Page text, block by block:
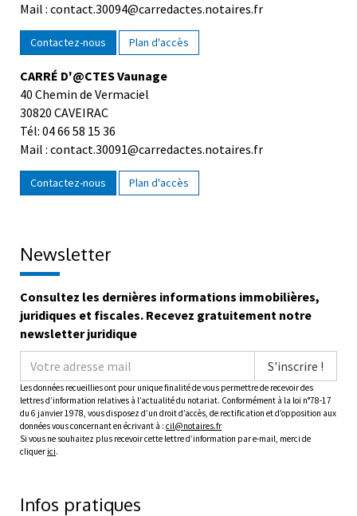
Mail : contact.30094@carredactes.notaires.fr
Contactez-nous Plan d'accès
CARRÉ D'@CTES Vaunage
40 Chemin de Vermaciel
30820 CAVEIRAC
Tél: 04 66 58 15 36
Mail : contact.30091@carredactes.notaires.fr
Contactez-nous Plan d'accès
Newsletter
Consultez les dernières informations immobilières,
juridiques et fiscales. Recevez gratuitement notre
newsletter juridique
S'inscrire !
Les données recueillies ont pour unique finalité de vous permettre de recevoir des
lettres d’information relatives à l’actualité du notariat. Conformément à la loi n°78-17
du 6 janvier 1978, vous disposez d’un droit d’accès, de rectification et d’opposition aux
données vous concernant en écrivant à : cil@notaires.fr
Si vous ne souhaitez plus recevoir cette lettre d’information par e-mail, merci de
cliquer ici.
Infos pratiques